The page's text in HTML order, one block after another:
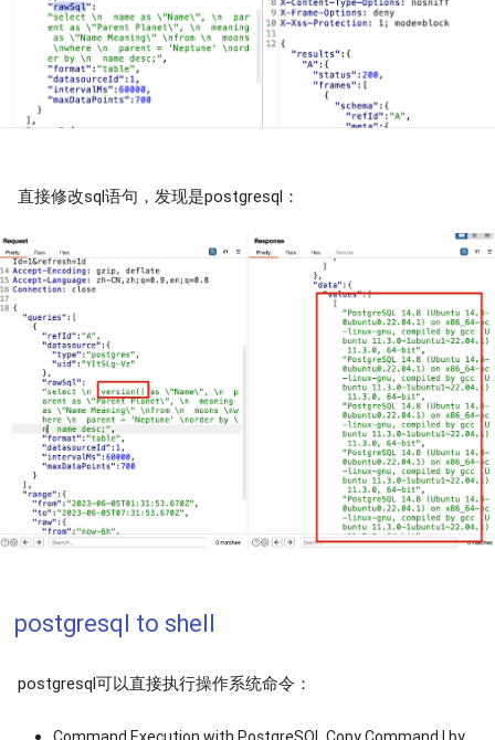
直接修改sql语句，发现是postgresql：
postgresql to shell
postgresql可以直接执行操作系统命令：